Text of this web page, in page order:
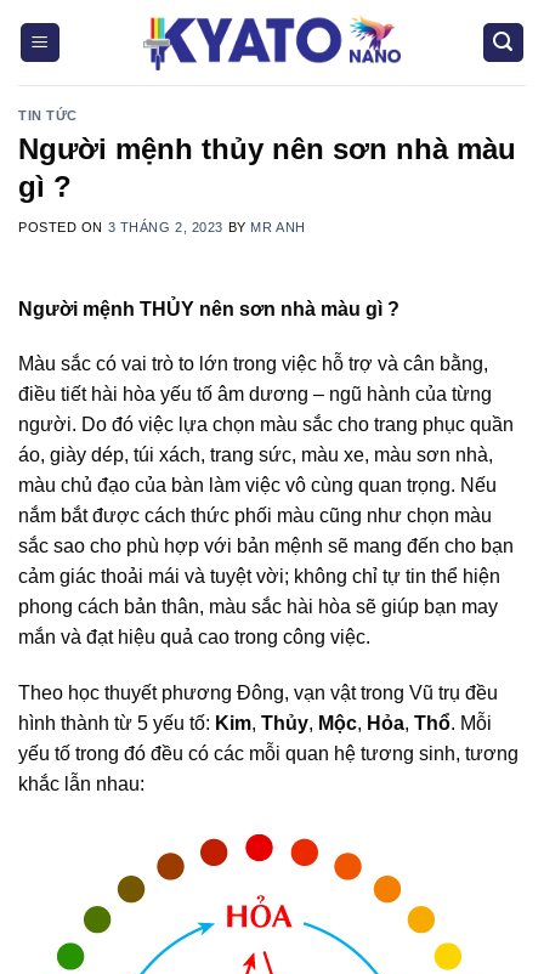
TIN TỨC
Người mệnh thủy nên sơn nhà màu
gì ?
POSTED ON 3 THÁNG 2, 2023 BY MR ANH
Người mệnh THỦY nên sơn nhà màu gì ?
Màu sắc có vai trò to lớn trong việc hỗ trợ và cân bằng,
điều tiết hài hòa yếu tố âm dương – ngũ hành của từng
người. Do đó việc lựa chọn màu sắc cho trang phục quần
áo, giày dép, túi xách, trang sức, màu xe, màu sơn nhà,
màu chủ đạo của bàn làm việc vô cùng quan trọng. Nếu
nắm bắt được cách thức phối màu cũng như chọn màu
sắc sao cho phù hợp với bản mệnh sẽ mang đến cho bạn
cảm giác thoải mái và tuyệt vời; không chỉ tự tin thể hiện
phong cách bản thân, màu sắc hài hòa sẽ giúp bạn may
mắn và đạt hiệu quả cao trong công việc.
Theo học thuyết phương Đông, vạn vật trong Vũ trụ đều
hình thành từ 5 yếu tố: Kim, Thủy, Mộc, Hỏa, Thổ. Mỗi
yếu tố trong đó đều có các mỗi quan hệ tương sinh, tương
khắc lẫn nhau: